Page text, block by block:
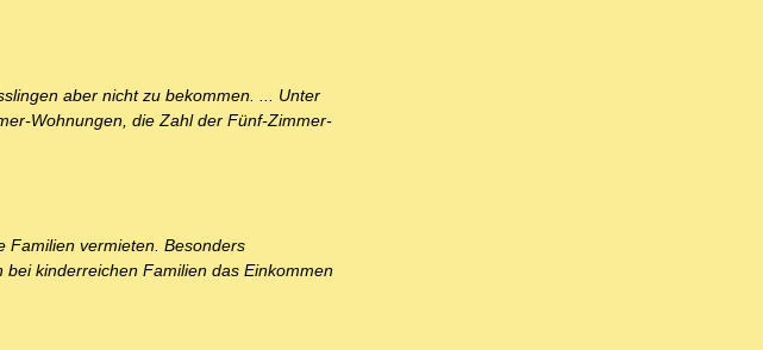
aber nicht zu bekommen. ... Unter
Wohnungen, die Zahl der Fünf-Zimmer-
Familien vermieten. Besonders
kinderreichen Familien das Einkommen